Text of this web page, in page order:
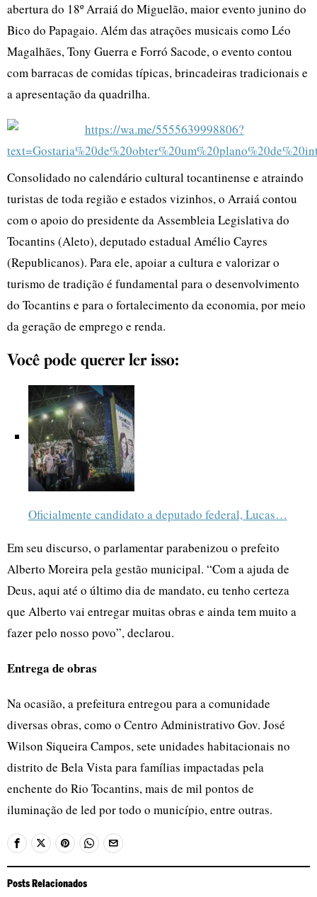
abertura do 18º Arraiá do Miguelão, maior evento junino do
Bico do Papagaio. Além das atrações musicais como Léo
Magalhães, Tony Guerra e Forró Sacode, o evento contou
com barracas de comidas típicas, brincadeiras tradicionais e
a apresentação da quadrilha.
Consolidado no calendário cultural tocantinense e atraindo
turistas de toda região e estados vizinhos, o Arraiá contou
com o apoio do presidente da Assembleia Legislativa do
Tocantins (Aleto), deputado estadual Amélio Cayres
(Republicanos). Para ele, apoiar a cultura e valorizar o
turismo de tradição é fundamental para o desenvolvimento
do Tocantins e para o fortalecimento da economia, por meio
da geração de emprego e renda.
Você pode querer ler isso:
Oficialmente candidato a deputado federal, Lucas…
Em seu discurso, o parlamentar parabenizou o prefeito
Alberto Moreira pela gestão municipal. “Com a ajuda de
Deus, aqui até o último dia de mandato, eu tenho certeza
que Alberto vai entregar muitas obras e ainda tem muito a
fazer pelo nosso povo”, declarou.
Entrega de obras
Na ocasião, a prefeitura entregou para a comunidade
diversas obras, como o Centro Administrativo Gov. José
Wilson Siqueira Campos, sete unidades habitacionais no
distrito de Bela Vista para famílias impactadas pela
enchente do Rio Tocantins, mais de mil pontos de
iluminação de led por todo o município, entre outras.
Posts Relacionados